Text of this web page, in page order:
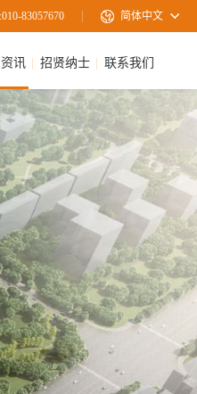
83057670 简体中文
讯 招贤纳士 联系我们